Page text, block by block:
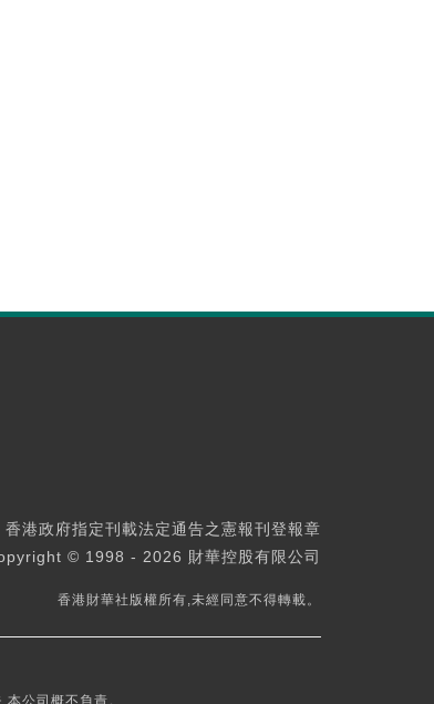
香港政府指定刊載法定通告之憲報刊登報章
© 1998 - 2026 財華控股有限公司
香港財華社版權所有,未經同意不得轉載。